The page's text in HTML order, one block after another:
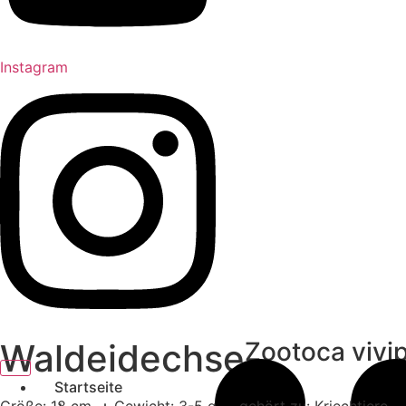
Instagram
Startseite
WaldeidechseZootoca